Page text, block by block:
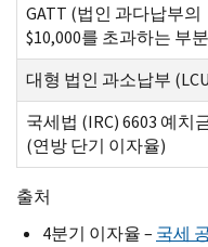
GATT (법인 과다납부의
$10,000를 초과하는 부
대형 법인 과소납부
국세법 (IRC) 6603 예치
(연방 단기 이자율)
출처
4분기 이자율 – 국세